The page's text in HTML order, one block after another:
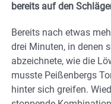
bereits auf den
Bereits nach etwas
drei Minuten, in denen
abzeichnete, wie die
musste Peißenbergs
hinter sich greifen.